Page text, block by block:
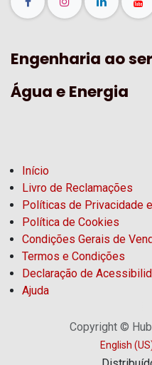
Engenharia ao
Água e Energia
Início
Livro de Reclamações
Políticas de Privacidade
Política de Cookies
Condições Gerais de
Termos e Condições
Declaração de
Ajuda
Copyright ©
English